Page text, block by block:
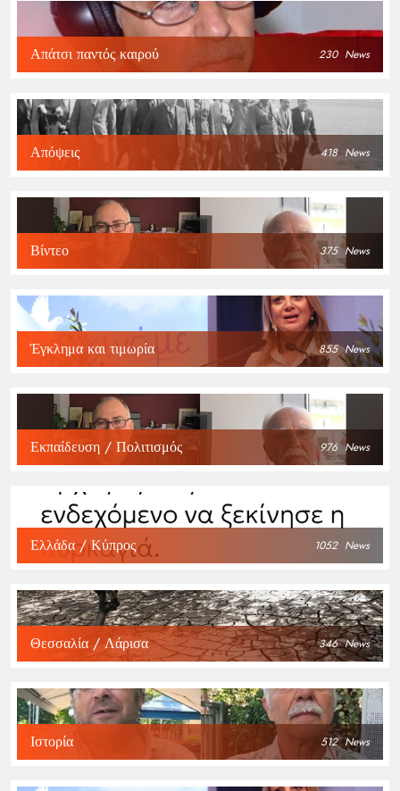
Απάτσι παντός καιρού 230 News
Απόψεις 418 News
Βίντεο 375 News
Έγκλημα και τιμωρία 855 News
Εκπαίδευση / Πολιτισμός 976 News
Ελλάδα / Κύπρος 1052 News
Θεσσαλία / Λάρισα 346 News
Ιστορία 512 News